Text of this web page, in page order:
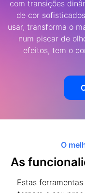
com transições
de cor
usar, transforma o
num piscar de
efeitos, tem o
O
As
Estas